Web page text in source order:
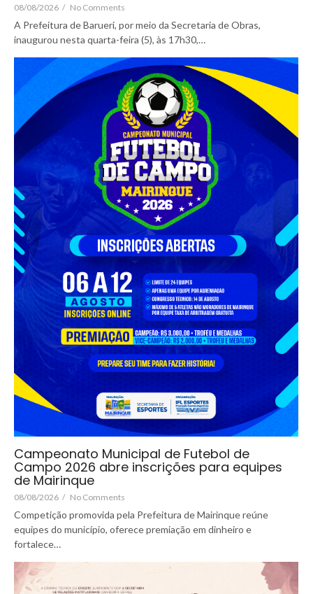
08/08/2026 / No Comments
A Prefeitura de Barueri, por meio da Secretaria de Obras,
inaugurou nesta quarta-feira (5), às 17h30,…
Campeonato Municipal de Futebol de
Campo 2026 abre inscrições para equipes
de Mairinque
08/08/2026 / No Comments
Competição promovida pela Prefeitura de Mairinque reúne
equipes do município, oferece premiação em dinheiro e
fortalece…